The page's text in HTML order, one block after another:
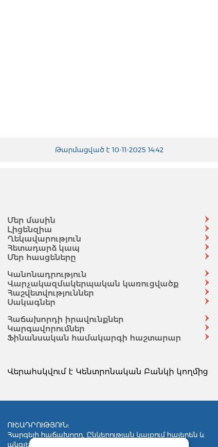
Թարմացված է 10-11-2025 14:42
Մեր մասին
Լիցենզիա
Ղեկավարություն
Հետադարձ կապ
Մեր հասցեները
Կանոնադրություն
Վարչակազմակերպական կառուցվածք
Հաշվետվություններ
Սակագներ
Հաճախորդի իրավունքներ
Կարգավորումներ
Ֆինանսական համակարգի հաշտարար
Վերահսկվում է Կենտրոնական Բանկի կողմից
ՈՒՇԱԴՐՈՒԹՅՈՒՆ:
Հարգելի հաճախորդ, Ընկերության կայքում հայերեն և
անգլերեն լեզուներով հրապարակված